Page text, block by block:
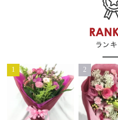
1 2